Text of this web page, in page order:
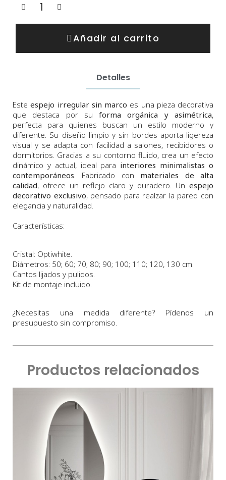
Añadir al carrito
Detalles
Esteespejo irregular sin marco es una pieza decorativa
que destaca por suforma orgánica y asimétrica,
perfecta para quienes buscan un estilo moderno y
diferente. Su diseño limpio y sin bordes aporta ligereza
visual y se adapta con facilidad a salones, recibidores o
dormitorios. Gracias a su contorno fluido, crea un efecto
dinámico y actual, ideal para interiores minimalistas o
contemporáneos . Fabricado con materiales de alta
calidad, ofrece un reflejo claro y duradero. Un espejo
decorativo exclusivo, pensado para realzar la pared con
elegancia y naturalidad.
Características:
Cristal: Optiwhite.
Diámetros: 50; 60; 70; 80; 90; 100; 110; 120, 130 cm.
Cantos lijados y pulidos.
Kit de montaje incluido.
¿Necesitas una medida diferente? Pídenos un
presupuesto sin compromiso.
Productos relacionados